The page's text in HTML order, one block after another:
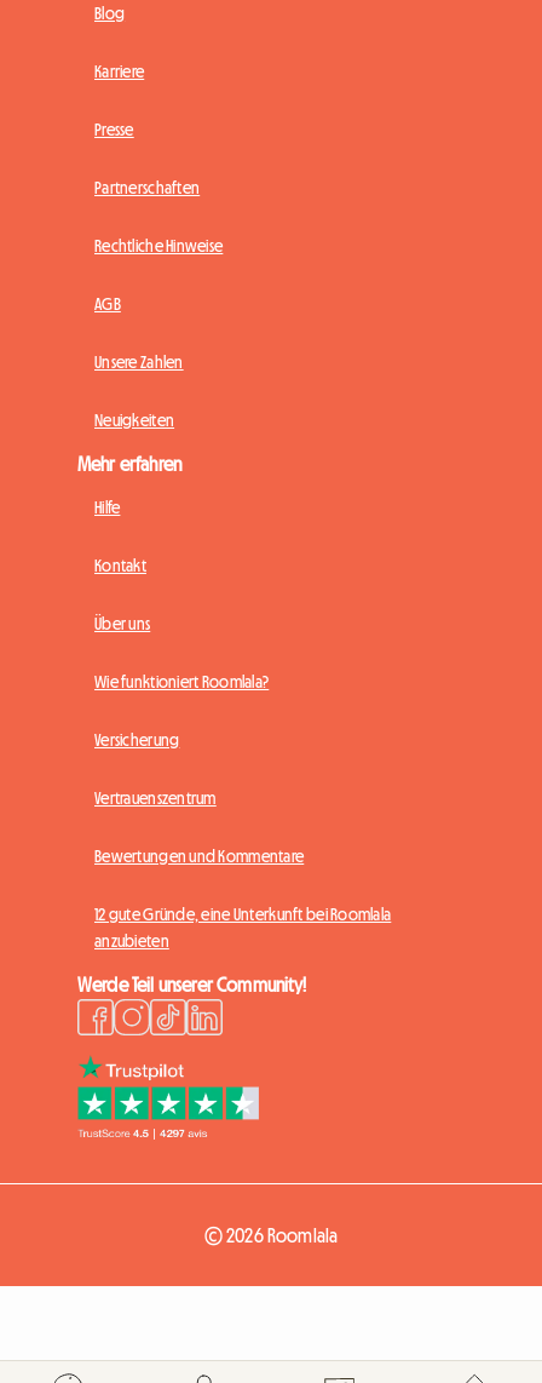
Blog
Karriere
Presse
Partnerschaften
Rechtliche Hinweise
AGB
Unsere Zahlen
Neuigkeiten
Mehr erfahren
Hilfe
Kontakt
Über uns
Wie funktioniert Roomlala?
Versicherung
Vertrauenszentrum
Bewertungen und Kommentare
12 gute Gründe, eine Unterkunft bei Roomlala
anzubieten
Werde Teil unserer Community!
© 2026 Roomlala